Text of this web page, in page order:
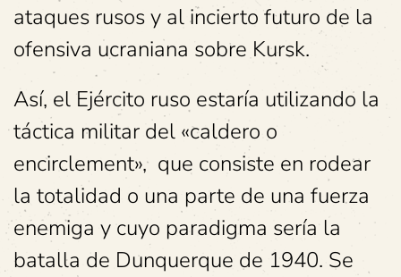
ataques rusos y al incierto futuro de la
ofensiva ucraniana sobre Kursk.
Así, el Ejército ruso estaría utilizando la
táctica militar del «caldero o
encirclement», que consiste en rodear
la totalidad o una parte de una fuerza
enemiga y cuyo paradigma sería la
batalla de Dunquerque de 1940. Se